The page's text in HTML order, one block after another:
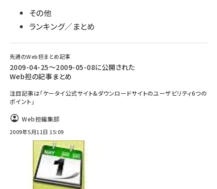
その他
ランキング／まとめ
先週のWeb担まとめ記事
2009-04-25～2009-05-08に公開された
Web担の記事まとめ
注目記事は「ケータイ公式サイト&ダウンロードサイトのユーザビリティ6つの
ポイント」
Web担編集部
2009年5月11日 15:09